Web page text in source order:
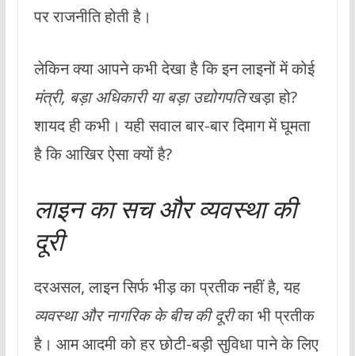
पर राजनीति होती है।
लेकिन क्या आपने कभी देखा है कि इन लाइनों में कोई
मंत्री, बड़ा अधिकारी या बड़ा उद्योगपतिखड़ा हो?
शायद ही कभी। यही सवाल बार-बार दिमाग में घूमता
है कि आखिर ऐसा क्यों है?
लाइन का सच और व्यवस्था की
दूरी
दरअसल, लाइन सिर्फ भीड़ का प्रतीक नहीं है, यह
व्यवस्था और नागरिक के बीच की दूरीका भी प्रतीक
है। आम आदमी को हर छोटी-बड़ी सुविधा पाने के लिए